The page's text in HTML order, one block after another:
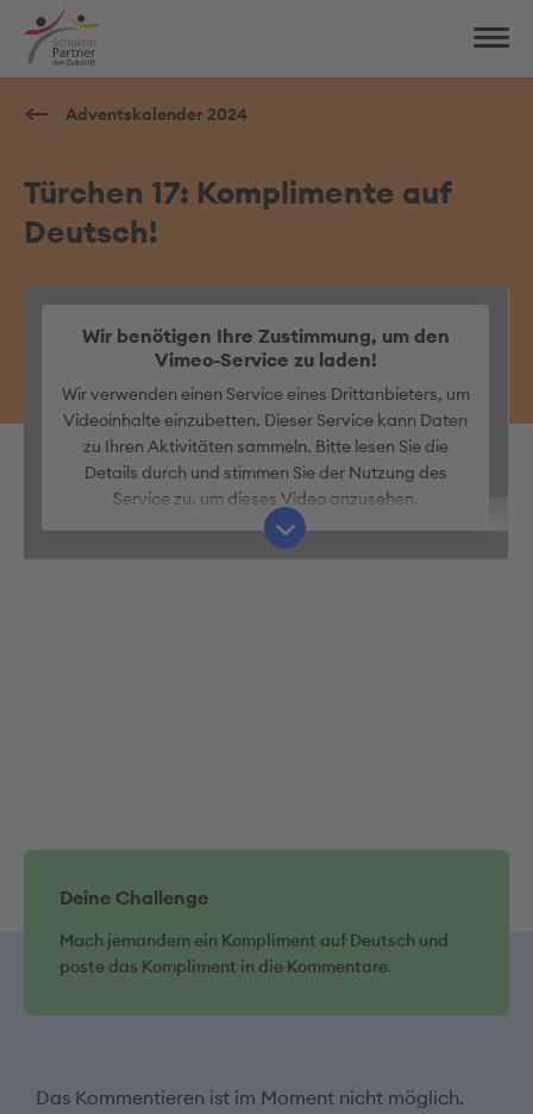
Adventskalender 2024
Türchen 17: Komplimente auf
Deutsch!
Wir benötigen Ihre Zustimmung, um den
Vimeo-Service zu laden!
Wir verwenden einen Service eines Drittanbieters, um
Videoinhalte einzubetten. Dieser Service kann Daten
zu Ihren Aktivitäten sammeln. Bitte lesen Sie die
Details durch und stimmen Sie der Nutzung des
Service zu, um dieses Video anzusehen.
Mehr Informationen
Deine Challenge
Mach jemandem ein Kompliment auf Deutsch und
poste das Kompliment in die Kommentare.
Das Kommentieren ist im Moment nicht möglich.